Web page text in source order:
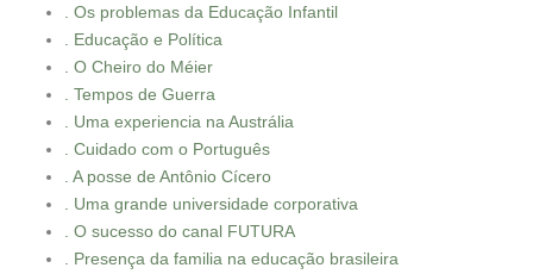
. Os problemas da Educação Infantil
. Educação e Política
. O Cheiro do Méier
. Tempos de Guerra
. Uma experiencia na Austrália
. Cuidado com o Português
. A posse de Antônio Cícero
. Uma grande universidade corporativa
. O sucesso do canal FUTURA
. Presença da familia na educação brasileira